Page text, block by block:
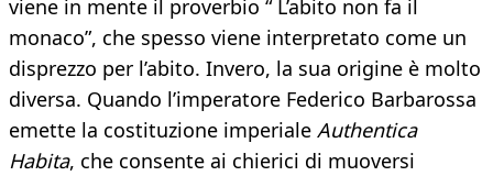
viene in mente il proverbio “ L’abito non fa il
monaco”, che spesso viene interpretato come un
disprezzo per l’abito. Invero, la sua origine è molto
diversa. Quando l’imperatore Federico Barbarossa
emette la costituzione imperiale Authentica
Habita, che consente ai chierici di muoversi